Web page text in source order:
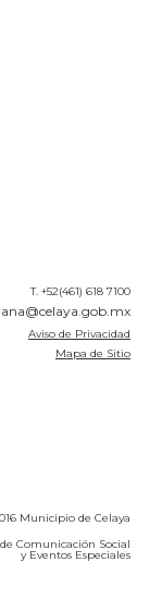
T. +52(461) 618 7100
Aviso de Privacidad
Mapa de Sitio
Municipio de Celaya
Comunicación Social
y Eventos Especiales